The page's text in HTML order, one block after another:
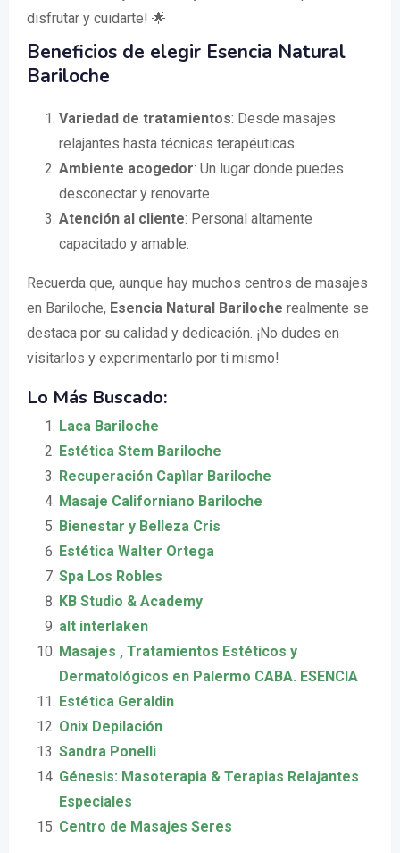
disfrutar y cuidarte! 🌟
Beneficios de elegir Esencia Natural
Bariloche
Variedad de tratamientos: Desde masajes
relajantes hasta técnicas terapéuticas.
Ambiente acogedor: Un lugar donde puedes
desconectar y renovarte.
Atención al cliente: Personal altamente
capacitado y amable.
Recuerda que, aunque hay muchos centros de masajes
en Bariloche, Esencia Natural Bariloche realmente se
destaca por su calidad y dedicación. ¡No dudes en
visitarlos y experimentarlo por ti mismo!
Lo Más Buscado:
Laca Bariloche
Estética Stem Bariloche
Recuperación Capìlar Bariloche
Masaje Californiano Bariloche
Bienestar y Belleza Cris
Estética Walter Ortega
Spa Los Robles
KB Studio & Academy
alt interlaken
Masajes , Tratamientos Estéticos y
Dermatológicos en Palermo CABA. ESENCIA
Estética Geraldin
Onix Depilación
Sandra Ponelli
Génesis: Masoterapia & Terapias Relajantes
Especiales
Centro de Masajes Seres